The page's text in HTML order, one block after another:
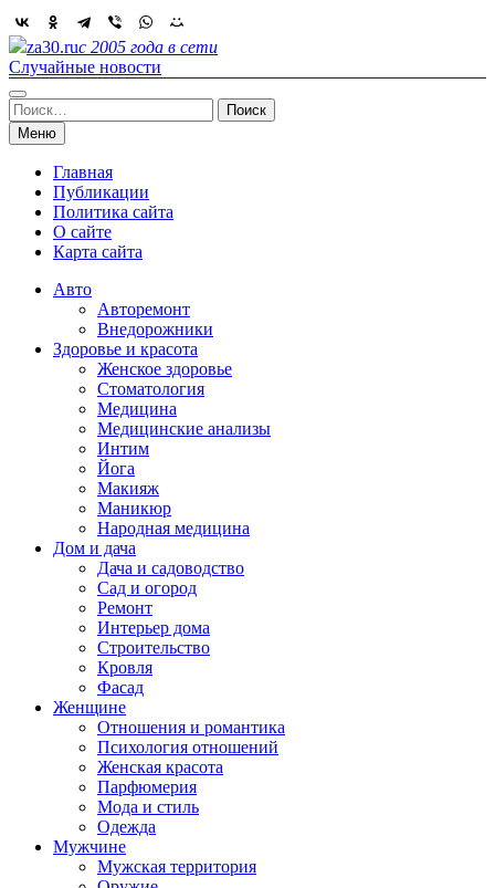
Skip
to
content
za30.ruс 2005 года в сети
Случайные новости
Найти:
Меню
Главная
Публикации
Политика сайта
О сайте
Карта сайта
Авто
Авторемонт
Внедорожники
Здоровье и красота
Женское здоровье
Стоматология
Медицина
Медицинские анализы
Интим
Йога
Макияж
Маникюр
Народная медицина
Дом и дача
Дача и садоводство
Сад и огород
Ремонт
Интерьер дома
Строительство
Кровля
Фасад
Женщине
Отношения и романтика
Психология отношений
Женская красота
Парфюмерия
Мода и стиль
Одежда
Мужчине
Мужская территория